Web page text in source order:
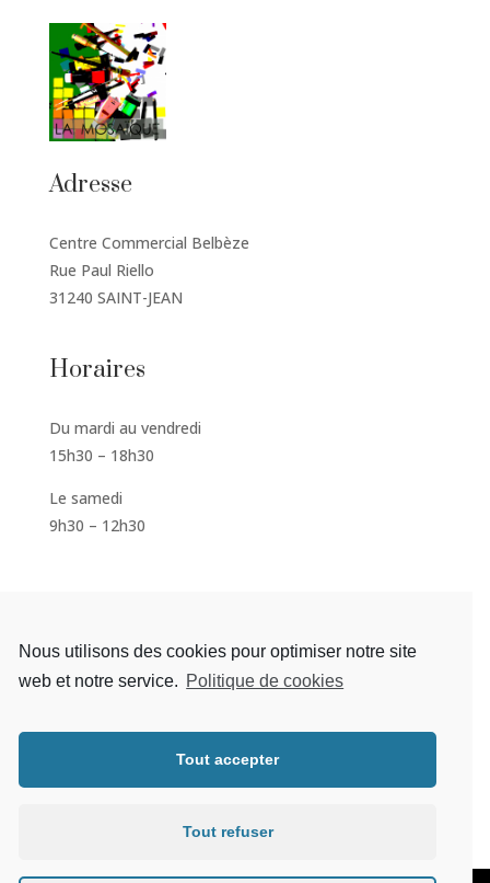
Adresse
Centre Commercial Belbèze
Rue Paul Riello
31240 SAINT-JEAN
Horaires
Du mardi au vendredi
15h30 – 18h30
Le samedi
9h30 – 12h30
Nous utilisons des cookies pour optimiser notre site
web et notre service. Politique de cookies
Tout accepter
Tout refuser